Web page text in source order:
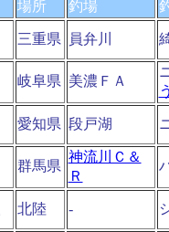
場所 釣場
三重県 員弁川
岐阜県 美濃ＦＡ
愛知県 段戸湖
群馬県
神流川Ｃ＆
Ｒ
北陸 -